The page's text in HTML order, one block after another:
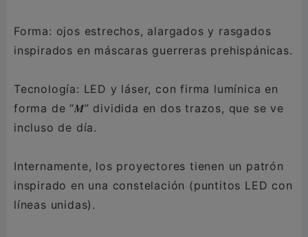
Forma: ojos estrechos, alargados y rasgados
inspirados en máscaras guerreras prehispánicas.
Tecnología: LED y láser, con firma lumínica en
forma de “𝑴” dividida en dos trazos, que se ve
incluso de día.
Internamente, los proyectores tienen un patrón
inspirado en una constelación (puntitos LED con
líneas unidas).